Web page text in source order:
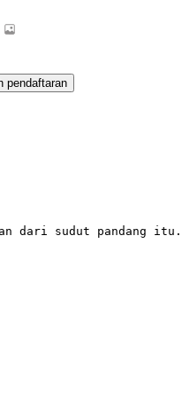
pendaftaran
dari sudut pandang